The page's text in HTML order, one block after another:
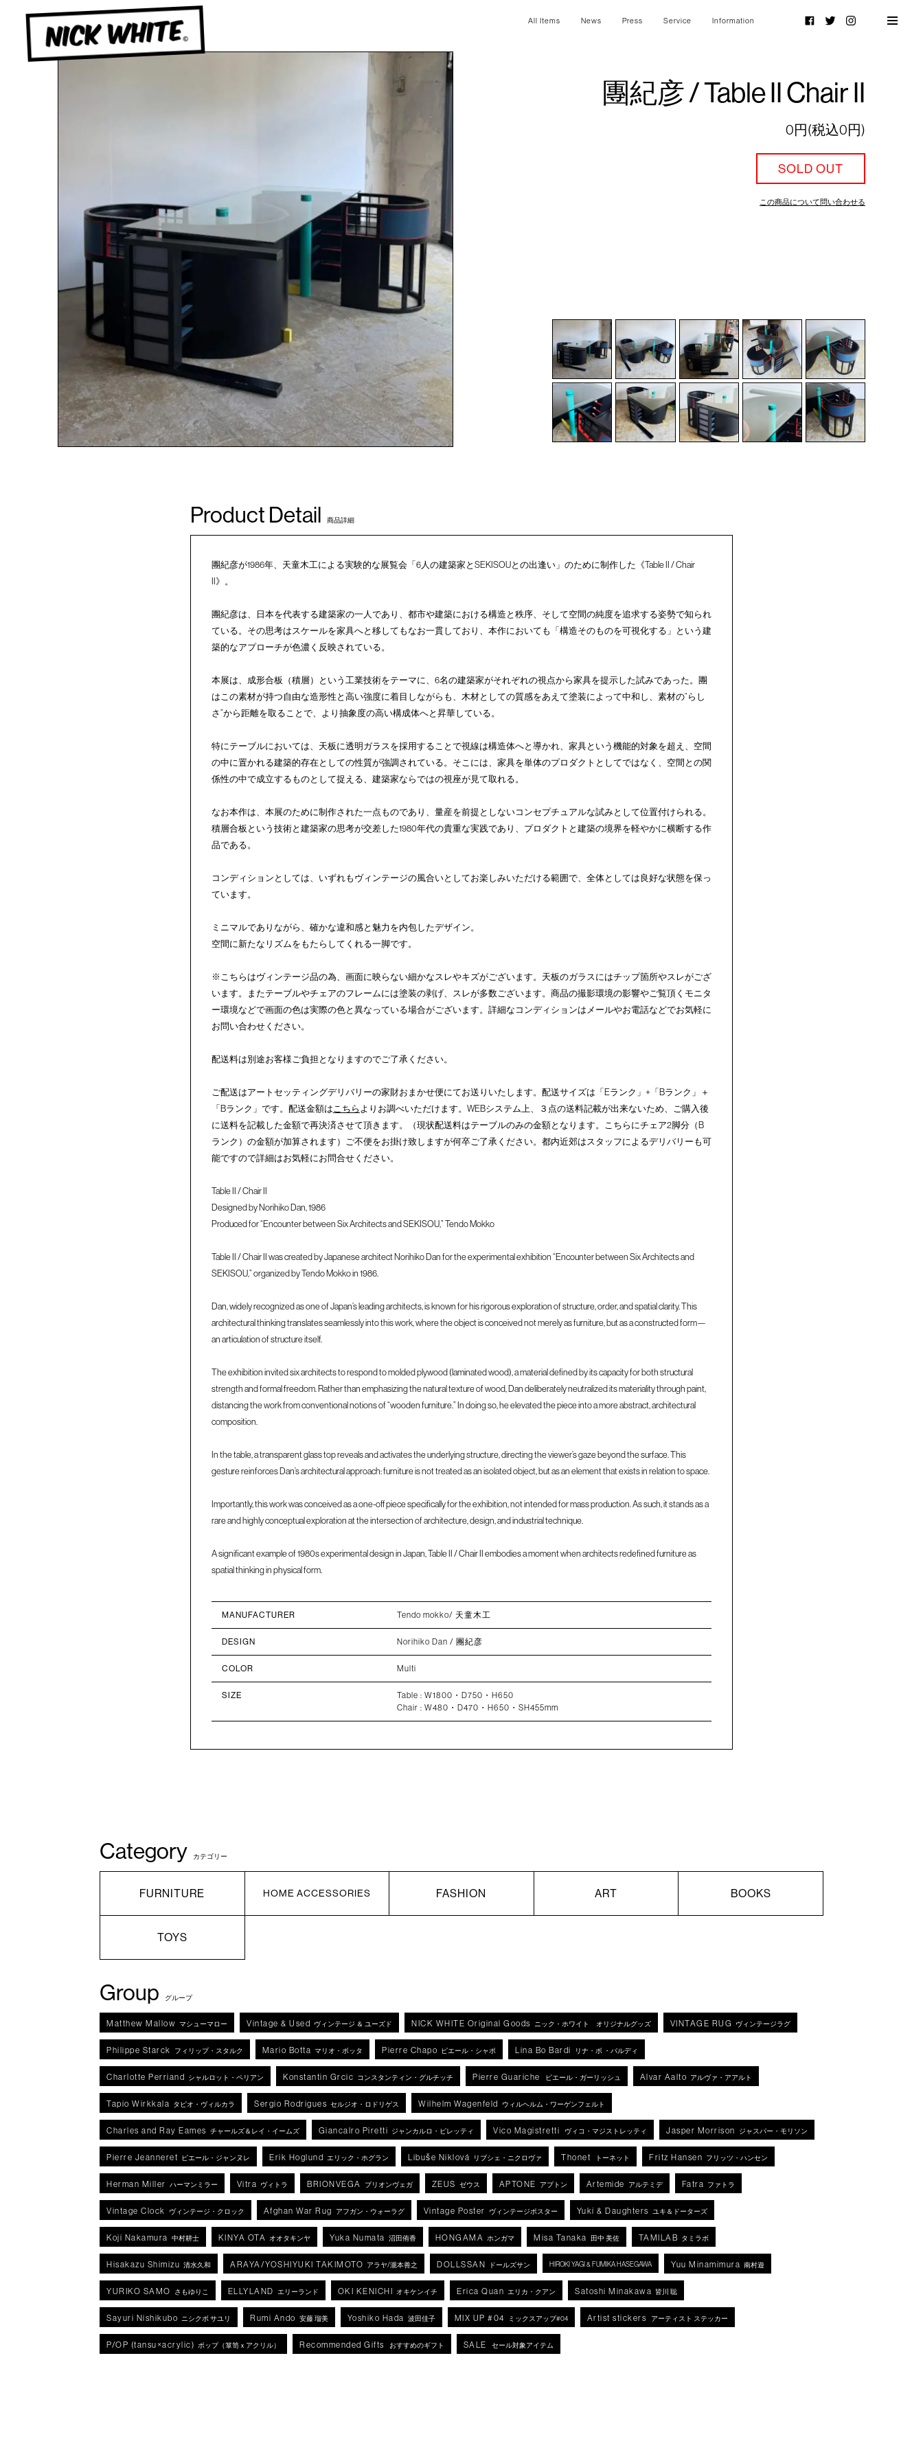
All Items News Press Service Information
團紀彦 / Table II Chair II
0円(税込0円)
SOLD OUT
この商品について問い合わせる
Product Detail 商品詳細
團紀彦が1986年、天童木工による実験的な展覧会「6人の建築家とSEKISOUとの出逢い」のために制作した《Table II / Chair
II》。
團紀彦は、日本を代表する建築家の一人であり、都市や建築における構造と秩序、そして空間の純度を追求する姿勢で知られ
ている。その思考はスケールを家具へと移してもなお一貫しており、本作においても「構造そのものを可視化する」という建
築的なアプローチが色濃く反映されている。
本展は、成形合板（積層）という工業技術をテーマに、6名の建築家がそれぞれの視点から家具を提示した試みであった。團
はこの素材が持つ自由な造形性と高い強度に着目しながらも、木材としての質感をあえて塗装によって中和し、素材の“らし
さ”から距離を取ることで、より抽象度の高い構成体へと昇華している。
特にテーブルにおいては、天板に透明ガラスを採用することで視線は構造体へと導かれ、家具という機能的対象を超え、空間
の中に置かれる建築的存在としての性質が強調されている。そこには、家具を単体のプロダクトとしてではなく、空間との関
係性の中で成立するものとして捉える、建築家ならではの視座が見て取れる。
なお本作は、本展のために制作された一点ものであり、量産を前提としないコンセプチュアルな試みとして位置付けられる。
積層合板という技術と建築家の思考が交差した1980年代の貴重な実践であり、プロダクトと建築の境界を軽やかに横断する作
品である。
コンディションとしては、いずれもヴィンテージの風合いとしてお楽しみいただける範囲で、全体としては良好な状態を保っ
ています。
ミニマルでありながら、確かな違和感と魅力を内包したデザイン。
空間に新たなリズムをもたらしてくれる一脚です。
※こちらはヴィンテージ品の為、画面に映らない細かなスレやキズがございます。天板のガラスにはチップ箇所やスレがござ
います。またテーブルやチェアのフレームには塗装の剥げ、スレが多数ございます。商品の撮影環境の影響やご覧頂くモニタ
ー環境などで画面の色は実際の色と異なっている場合がございます。詳細なコンディションはメールやお電話などでお気軽に
お問い合わせください。
配送料は別途お客様ご負担となりますのでご了承ください。
ご配送はアートセッティングデリバリーの家財おまかせ便にてお送りいたします。配送サイズは「Eランク」+「Bランク」＋
「Bランク」です。配送金額は こちら よりお調べいただけます。WEBシステム上、３点の送料記載が出来ないため、ご購入後
に送料を記載した金額で再決済させて頂きます。（現状配送料はテーブルのみの金額となります。こちらにチェア2脚分（B
ランク）の金額が加算されます）ご不便をお掛け致しますが何卒ご了承ください。都内近郊はスタッフによるデリバリーも可
能ですので詳細はお気軽にお問合せください。
Table II / Chair II
Designed by Norihiko Dan, 1986
Produced for “Encounter between Six Architects and SEKISOU,” Tendo Mokko
Table II / Chair II was created by Japanese architect Norihiko Dan for the experimental exhibition “Encounter between Six Architects and
SEKISOU,” organized by Tendo Mokko in 1986.
Dan, widely recognized as one of Japan’s leading architects, is known for his rigorous exploration of structure, order, and spatial clarity. This
architectural thinking translates seamlessly into this work, where the object is conceived not merely as furniture, but as a constructed form—
an articulation of structure itself.
The exhibition invited six architects to respond to molded plywood (laminated wood), a material defined by its capacity for both structural
strength and formal freedom. Rather than emphasizing the natural texture of wood, Dan deliberately neutralized its materiality through paint,
distancing the work from conventional notions of “wooden furniture.” In doing so, he elevated the piece into a more abstract, architectural
composition.
In the table, a transparent glass top reveals and activates the underlying structure, directing the viewer’s gaze beyond the surface. This
gesture reinforces Dan’s architectural approach: furniture is not treated as an isolated object, but as an element that exists in relation to space.
Importantly, this work was conceived as a one-off piece specifically for the exhibition, not intended for mass production. As such, it stands as a
rare and highly conceptual exploration at the intersection of architecture, design, and industrial technique.
A significant example of 1980s experimental design in Japan, Table II / Chair II embodies a moment when architects redefined furniture as
spatial thinking in physical form.
MANUFACTURER Tendo mokko/ 天童木工
DESIGN Norihiko Dan / 團紀彦
COLOR Multi
SIZE
Table : W1800・D750・H650
Chair : W480・D470・H650・SH455mm
Category カテゴリー
FURNITURE HOME ACCESSORIES FASHION ART BOOKS
TOYS
Group グループ
Matthew Mallow マシューマロー Vintage & Used ヴィンテージ ＆ ユーズド NICK WHITE Original Goods ニック・ホワイト オリジナルグッズ VINTAGE RUG ヴィンテージラグ
Philippe Starck フィリップ・スタルク Mario Botta マリオ・ボッタ Pierre Chapo ピエール・シャポ Lina Bo Bardi リナ・ボ ・バルディ
Charlotte Perriand シャルロット・ペリアン Konstantin Grcic コンスタンティン・グルチッチ Pierre Guariche ピエール・ガーリッシュ Alvar Aalto アルヴァ・アアルト
Tapio Wirkkala タピオ・ヴィルカラ Sergio Rodrigues セルジオ・ロドリゲス Wilhelm Wagenfeld ウィルヘルム・ワーゲンフェルト
Charles and Ray Eames チャールズ＆レイ・イームズ Giancalro Piretti ジャンカルロ・ピレッティ Vico Magistretti ヴィコ・マジストレッティ Jasper Morrison ジャスパー・モリソン
Pierre Jeanneret ピエール・ジャンヌレ Erik Hoglund エリック・ホグラン Libuše Niklová リブシェ・ニクロヴァ Thonet トーネット Fritz Hansen フリッツ・ハンセン
Herman Miller ハーマンミラー Vitra ヴィトラ BRIONVEGA ブリオンヴェガ ZEUS ゼウス APTONE アプトン Artemide アルテミデ Fatra ファトラ
Vintage Clock ヴィンテージ・クロック Afghan War Rug アフガン・ウォーラグ Vintage Poster ヴィンテージポスター Yuki & Daughters ユキ＆ドーターズ
Koji Nakamura 中村耕士 KINYA OTA オオタキンヤ Yuka Numata 沼田侑香 HONGAMA ホンガマ Misa Tanaka 田中 美佐 TAMILAB タミラボ
Hisakazu Shimizu 清水久和 ARAYA/YOSHIYUKI TAKIMOTO アラヤ/瀧本善之 DOLLSSAN ドールズサン HIROKI YAGI & FUMIKA HASEGAWA Yuu Minamimura 南村遊
YURIKO SAMO さもゆりこ ELLYLAND エリーランド OKI KENICHI オキケンイチ Erica Quan エリカ・クアン Satoshi Minakawa 皆川 聡
Sayuri Nishikubo ニシクボ サユリ Rumi Ando 安藤 瑠美 Yoshiko Hada 波田佳子 MIX UP #04 ミックスアップ#04 Artist stickers アーティスト ステッカー
P/OP (tansu×acrylic) ポップ（箪笥ｘアクリル） Recommended Gifts おすすめのギフト SALE セール対象アイテム